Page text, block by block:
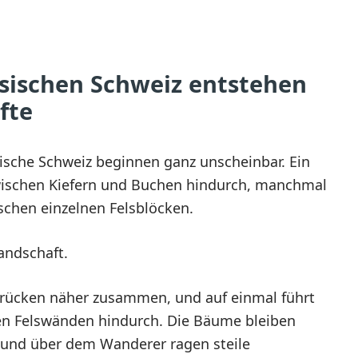
Schweiz entstehen
Schweiz beginnen ganz unscheinbar. Ein
Kiefern und Buchen hindurch, manchmal
einzelnen Felsblöcken.
näher zusammen, und auf einmal führt
Felswänden hindurch. Die Bäume bleiben
über dem Wanderer ragen steile